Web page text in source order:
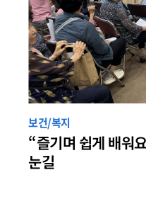
보건/복지
“즐기며 쉽게 배워
눈길